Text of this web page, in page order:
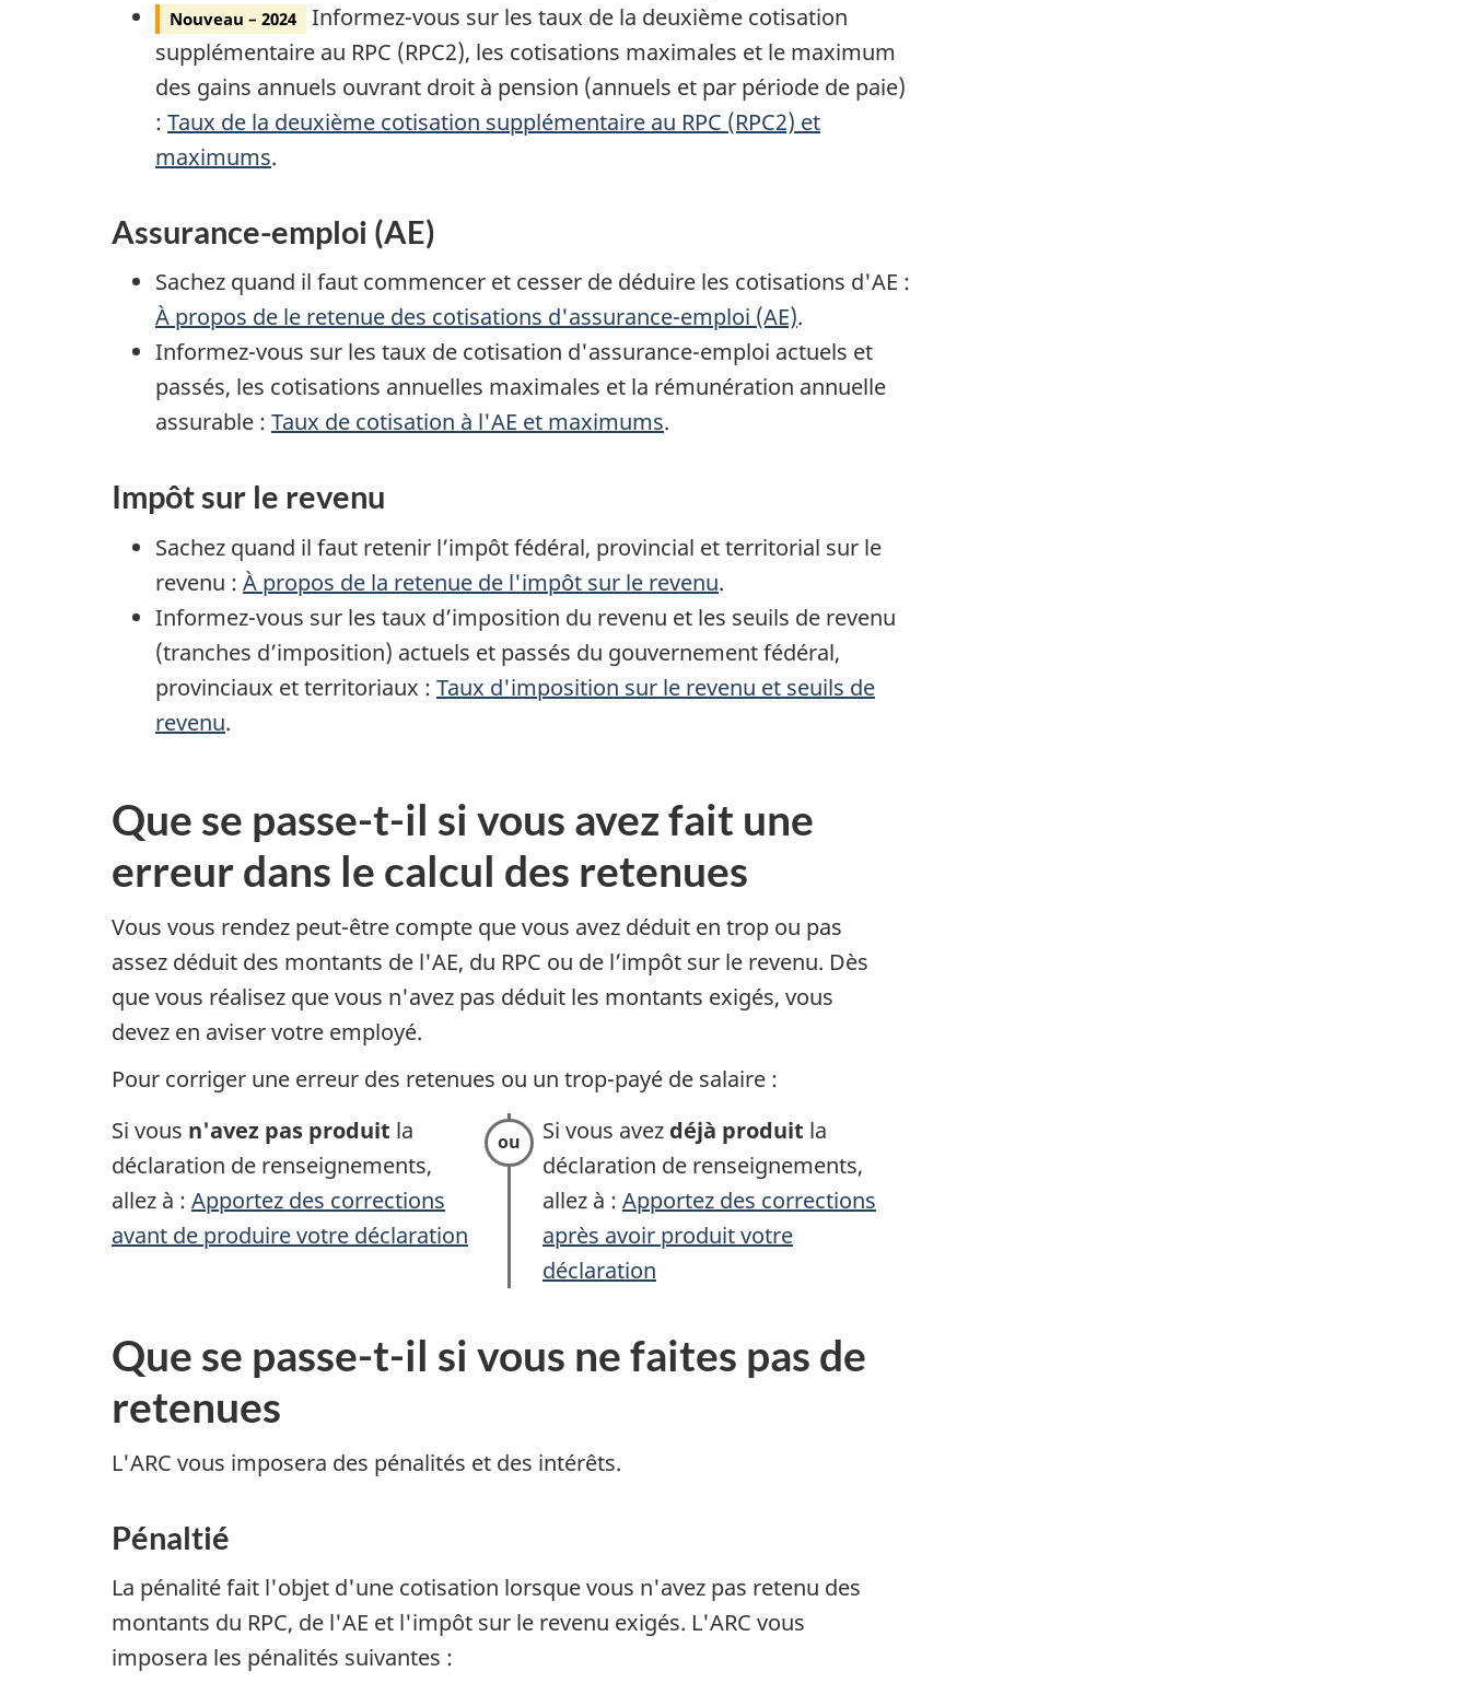
Nouveau – 2024
Informez-vous sur les taux de la deuxième cotisation
supplémentaire au RPC (RPC2), les cotisations maximales et le maximum
des gains annuels ouvrant droit à pension (annuels et par période de paie)
: Taux de la deuxième cotisation supplémentaire au RPC (RPC2) et
maximums.
Assurance-emploi (AE)
Sachez quand il faut commencer et cesser de déduire les cotisations d'AE :
À propos de le retenue des cotisations d'assurance-emploi (AE).
Informez-vous sur les taux de cotisation d'assurance-emploi actuels et
passés, les cotisations annuelles maximales et la rémunération annuelle
assurable : Taux de cotisation à l'AE et maximums.
Impôt sur le revenu
Sachez quand il faut retenir l’impôt fédéral, provincial et territorial sur le
revenu : À propos de la retenue de l'impôt sur le revenu.
Informez-vous sur les taux d’imposition du revenu et les seuils de revenu
(tranches d’imposition) actuels et passés du gouvernement fédéral,
provinciaux et territoriaux : Taux d'imposition sur le revenu et seuils de
revenu.
Que se passe-t-il si vous avez fait une
erreur dans le calcul des retenues
Vous vous rendez peut-être compte que vous avez déduit en trop ou pas
assez déduit des montants de l'AE, du RPC ou de l’impôt sur le revenu. Dès
que vous réalisez que vous n'avez pas déduit les montants exigés, vous
devez en aviser votre employé.
Pour corriger une erreur des retenues ou un trop-payé de salaire :
Si vous n'avez pas produit la
déclaration de renseignements,
allez à : Apportez des corrections
avant de produire votre déclaration
Si vous avez déjà produit la
déclaration de renseignements,
allez à : Apportez des corrections
après avoir produit votre
déclaration
Que se passe-t-il si vous ne faites pas de
retenues
L'ARC vous imposera des pénalités et des intérêts.
Pénaltié
La pénalité fait l'objet d'une cotisation lorsque vous n'avez pas retenu des
montants du RPC, de l'AE et l'impôt sur le revenu exigés. L'ARC vous
imposera les pénalités suivantes :